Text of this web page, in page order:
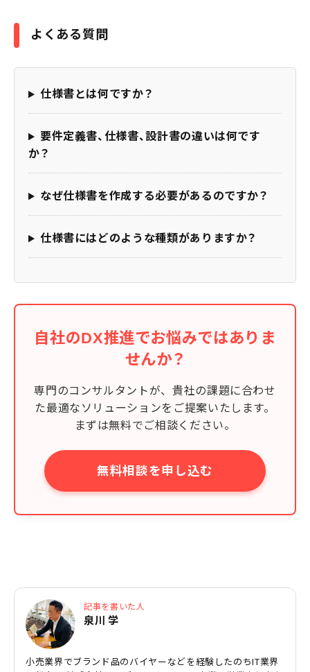
よくある質問
仕様書とは何ですか？
要件定義書、仕様書、設計書の違いは何です
か？
なぜ仕様書を作成する必要があるのですか？
仕様書にはどのような種類がありますか？
自社のDX推進でお悩みではありま
せんか？
専門のコンサルタントが、貴社の課題に合わせ
た最適なソリューションをご提案いたします。
まずは無料でご相談ください。
無料相談を申し込む
記事を書いた人
泉川 学
小売業界でブランド品のバイヤーなどを経験したのちIT業界